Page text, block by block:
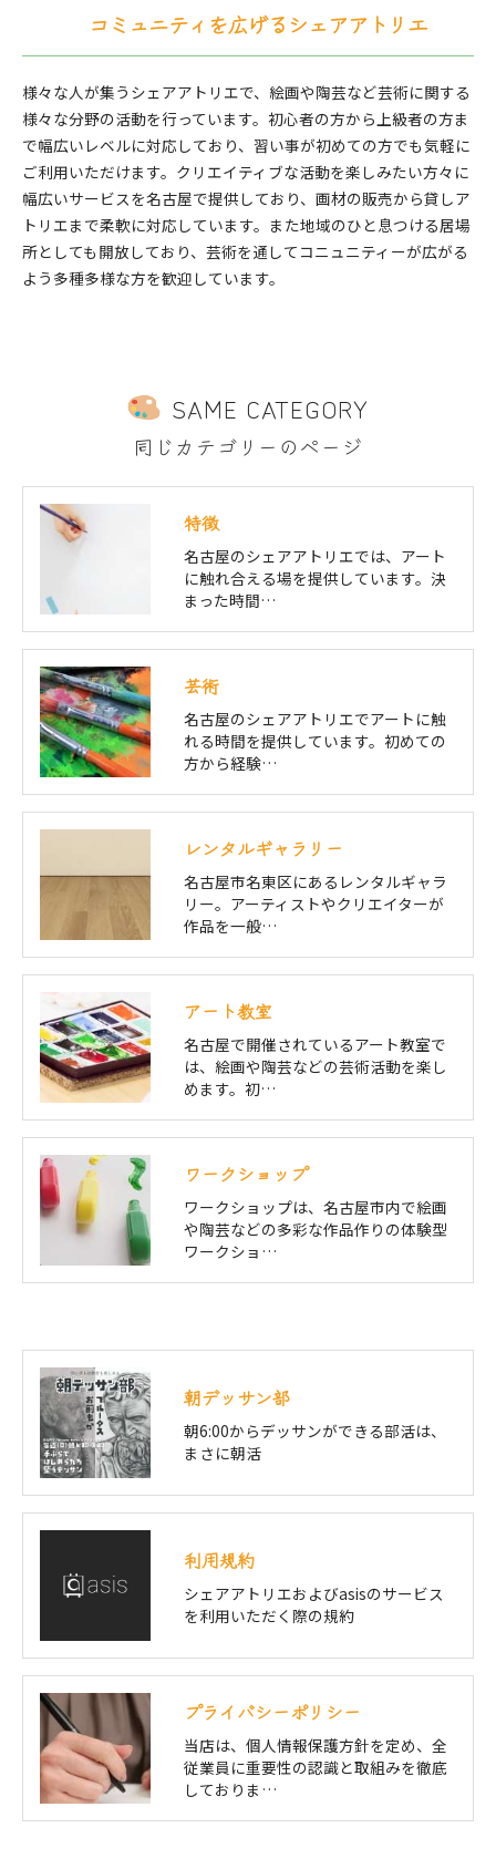
コミュニティを広げるシェアアトリエ
様々な人が集うシェアアトリエで、絵画や陶芸など芸術に関する
様々な分野の活動を行っています。初心者の方から上級者の方ま
で幅広いレベルに対応しており、習い事が初めての方でも気軽に
ご利用いただけます。クリエイティブな活動を楽しみたい方々に
幅広いサービスを名古屋で提供しており、画材の販売から貸しア
トリエまで柔軟に対応しています。また地域のひと息つける居場
所としても開放しており、芸術を通してコニュニティーが広がる
よう多種多様な方を歓迎しています。
同じカテゴリーのページ
SAME CATEGORY
特徴
名古屋のシェアアトリエでは、アート
に触れ合える場を提供しています。決
まった時間…
芸術
名古屋のシェアアトリエでアートに触
れる時間を提供しています。初めての
方から経験…
レンタルギャラリー
名古屋市名東区にあるレンタルギャラ
リー。アーティストやクリエイターが
作品を一般…
アート教室
名古屋で開催されているアート教室で
は、絵画や陶芸などの芸術活動を楽し
めます。初…
ワークショップ
ワークショップは、名古屋市内で絵画
や陶芸などの多彩な作品作りの体験型
ワークショ…
朝デッサン部
朝6:00からデッサンができる部活は、
まさに朝活
利用規約
シェアアトリエおよびasisのサービス
を利用いただく際の規約
プライバシーポリシー
当店は、個人情報保護方針を定め、全
従業員に重要性の認識と取組みを徹底
しておりま…